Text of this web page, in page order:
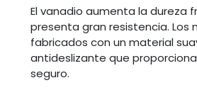
El vanadio aumenta la dureza
presenta gran resistencia. Los
fabricados con un material
antideslizante que
seguro.